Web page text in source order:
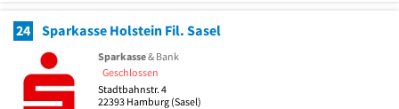
24 Sparkasse Holstein Fil. Sasel
Sparkasse& Bank
Geschlossen
Stadtbahnstr. 4
22393 Hamburg (Sasel)